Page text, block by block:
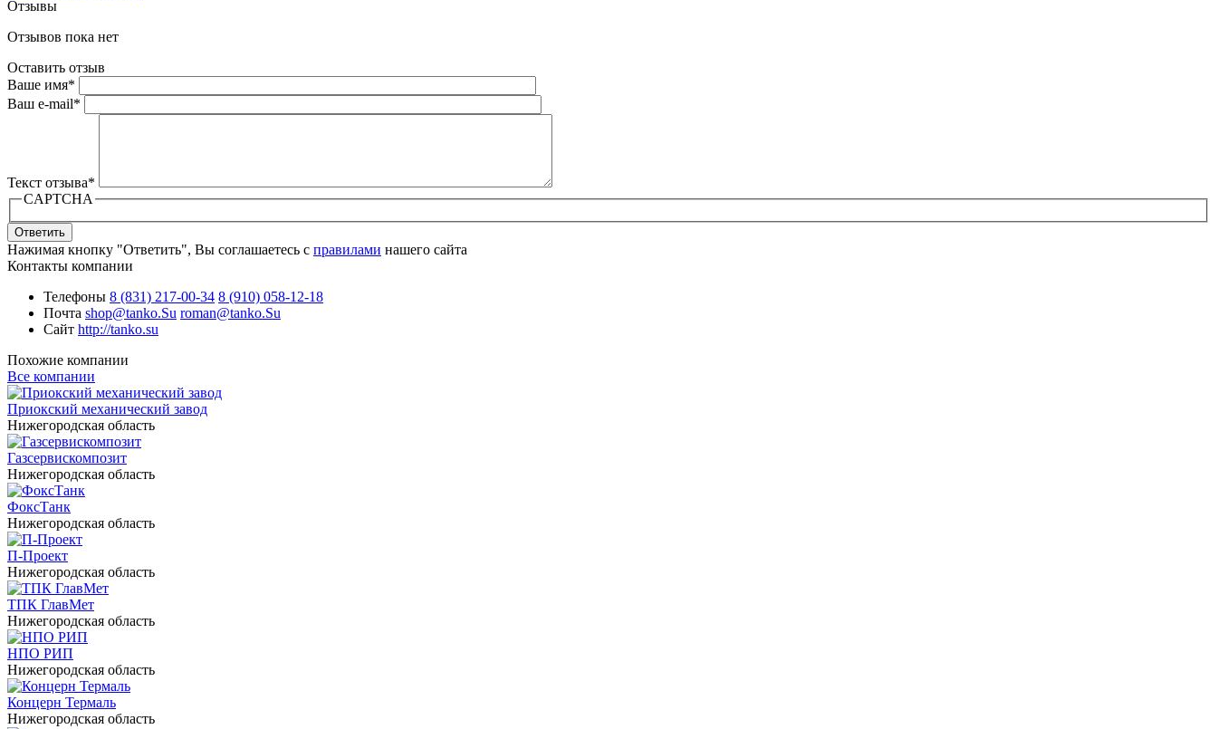
Отзывы
Отзывов пока нет
Оставить отзыв
Ваше имя*
Ваш e-mail*
Текст отзыва*
CAPTCHA
Ответить
Нажимая кнопку "Ответить", Вы соглашаетесь с правилами нашего сайта
Контакты компании
Телефоны 8 (831) 217-00-34 8 (910) 058-12-18
Почта shop@tanko.Su roman@tanko.Su
Сайт http://tanko.su
Похожие компании
Все компании
Приокский механический завод
Нижегородская область
Газсервискомпозит
Нижегородская область
ФоксТанк
Нижегородская область
П-Проект
Нижегородская область
ТПК ГлавМет
Нижегородская область
НПО РИП
Нижегородская область
Концерн Термаль
Нижегородская область